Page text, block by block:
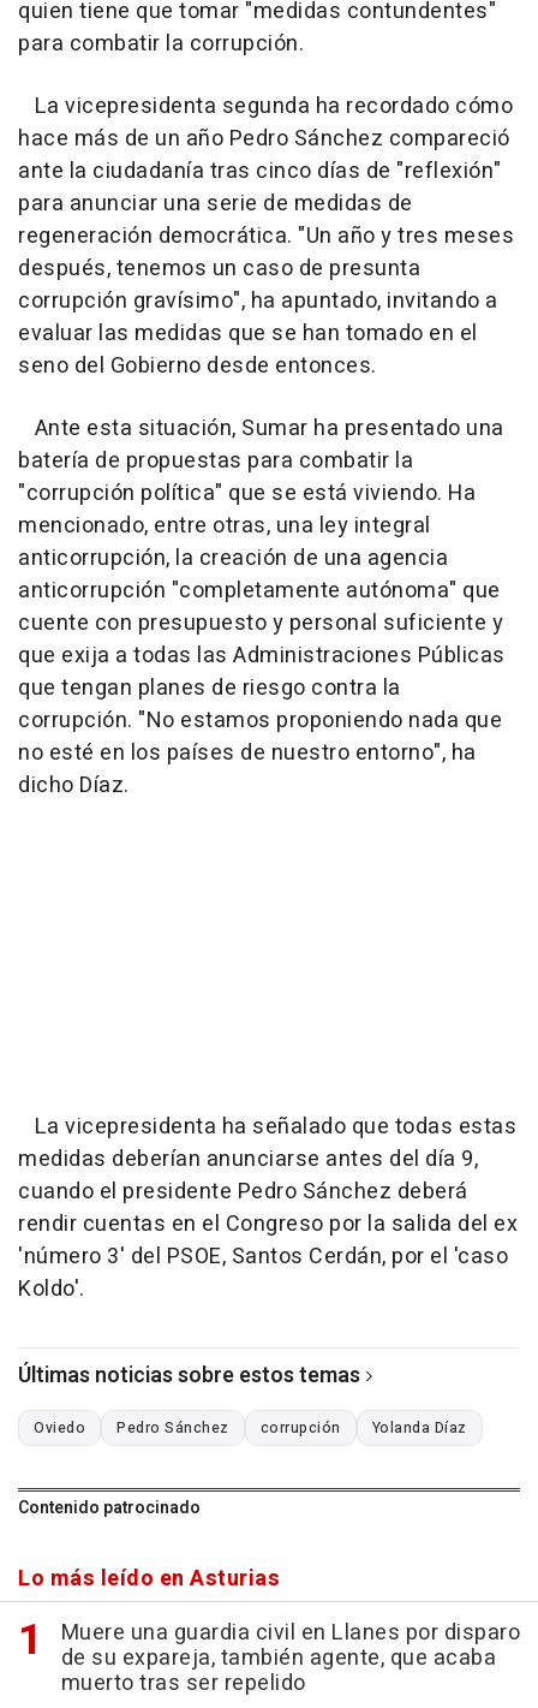
quien tiene que tomar "medidas contundentes"
para combatir la corrupción.
La vicepresidenta segunda ha recordado cómo
hace más de un año Pedro Sánchez compareció
ante la ciudadanía tras cinco días de "reflexión"
para anunciar una serie de medidas de
regeneración democrática. "Un año y tres meses
después, tenemos un caso de presunta
corrupción gravísimo", ha apuntado, invitando a
evaluar las medidas que se han tomado en el
seno del Gobierno desde entonces.
Ante esta situación, Sumar ha presentado una
batería de propuestas para combatir la
"corrupción política" que se está viviendo. Ha
mencionado, entre otras, una ley integral
anticorrupción, la creación de una agencia
anticorrupción "completamente autónoma" que
cuente con presupuesto y personal suficiente y
que exija a todas las Administraciones Públicas
que tengan planes de riesgo contra la
corrupción. "No estamos proponiendo nada que
no esté en los países de nuestro entorno", ha
dicho Díaz.
La vicepresidenta ha señalado que todas estas
medidas deberían anunciarse antes del día 9,
cuando el presidente Pedro Sánchez deberá
rendir cuentas en el Congreso por la salida del ex
'número 3' del PSOE, Santos Cerdán, por el 'caso
Koldo'.
Últimas noticias sobre estos temas
Oviedo Pedro Sánchez corrupción Yolanda Díaz
Contenido patrocinado
Lo más leído en Asturias
Muere una guardia civil en Llanes por disparo
de su expareja, también agente, que acaba
muerto tras ser repelido